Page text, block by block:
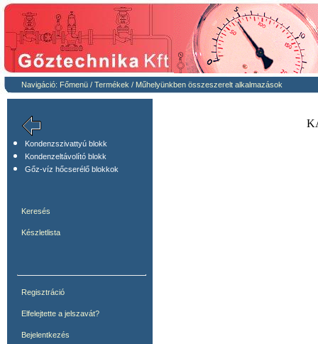
Navigáció: Főmenü / Termékek / Műhelyünkben összeszerelt alkalmazások
Kondenzszivattyú blokk
Kondenzeltávolító blokk
Gőz-víz hőcserélő blokkok
Keresés
Készletlista
Regisztráció
Elfelejtette a jelszavát?
Bejelentkezés